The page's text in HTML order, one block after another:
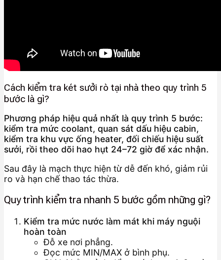
Cách kiểm tra két sưởi rò tại nhà theo quy trình 5
bước là gì?
Phương pháp hiệu quả nhất là quy trình 5 bước:
kiểm tra mức coolant, quan sát dấu hiệu cabin,
kiểm tra khu vực ống heater, đối chiếu hiệu suất
sưởi, rồi theo dõi hao hụt 24–72 giờ để xác nhận.
Sau đây là mạch thực hiện từ dễ đến khó, giảm rủi
ro và hạn chế thao tác thừa.
Quy trình kiểm tra nhanh 5 bước gồm những gì?
Kiểm tra mức nước làm mát khi máy nguội
hoàn toàn
Đỗ xe nơi phẳng.
Đọc mức MIN/MAX ở bình phụ.